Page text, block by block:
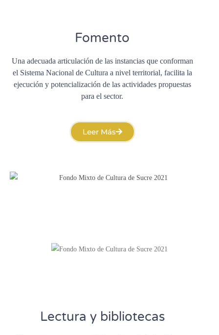
Fomento
Una adecuada articulación de las instancias que conforman
el Sistema Nacional de Cultura a nivel territorial, facilita la
ejecución y potencialización de las actividades propuestas
para el sector.
Leer Más
Lectura y bibliotecas